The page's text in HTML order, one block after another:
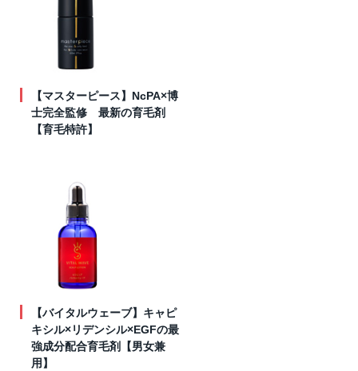
【マスターピース】NcPA×博
士完全監修 最新の育毛剤
【育毛特許】
【バイタルウェーブ】キャピ
キシル×リデンシル×EGFの最
強成分配合育毛剤【男女兼
用】